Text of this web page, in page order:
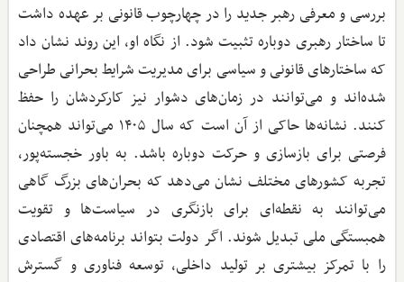
بررسی و معرفی رهبر جدید را در چهارچوب قانونی بر عهده داشت
تا ساختار رهبری دوباره تثبیت شود. از نگاه او، این روند نشان داد
که ساختارهای قانونی و سیاسی برای مدیریت شرایط بحرانی طراحی
شده‌اند و می‌توانند در زمان‌های دشوار نیز کارکردشان را حفظ
کنند. نشانه‌ها حاکی از آن است که سال ۱۴۰۵ می‌تواند همچنان
فرصتی برای بازسازی و حرکت دوباره باشد. به باور خجسته‌پور،
تجربه کشورهای مختلف نشان می‌دهد که بحران‌های بزرگ گاهی
می‌توانند به نقطه‌ای برای بازنگری در سیاست‌ها و تقویت
همبستگی ملی تبدیل شوند. اگر دولت بتواند برنامه‌های اقتصادی
را با تمرکز بیشتری بر تولید داخلی، توسعه فناوری و گسترش